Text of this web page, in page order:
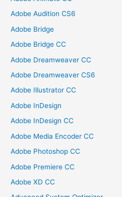
Adobe Audition CS6
Adobe Bridge
Adobe Bridge CC
Adobe Dreamweaver CC
Adobe Dreamweaver CS6
Adobe Illustrator CC
Adobe InDesign
Adobe InDesign CC
Adobe Media Encoder CC
Adobe Photoshop CC
Adobe Premiere CC
Adobe XD CC